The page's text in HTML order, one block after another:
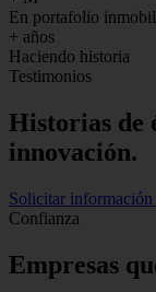
En portafolio
+ años
Haciendo historia
Testimonios
Historias de
innovación.
Solicitar información
Confianza
Empresas